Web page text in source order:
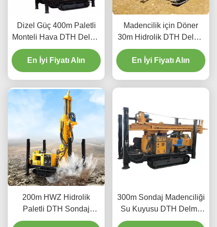
Dizel Güç 400m Paletli
Monteli Hava DTH Delme
Makinesi
En İyi Fiyatı Alın
Madencilik için Döner
30m Hidrolik DTH Delme
Makinesi
En İyi Fiyatı Alın
200m HWZ Hidrolik
Paletli DTH Sondaj
Makinesi
300m Sondaj Madenciliği
Su Kuyusu DTH Delme
Makinesi